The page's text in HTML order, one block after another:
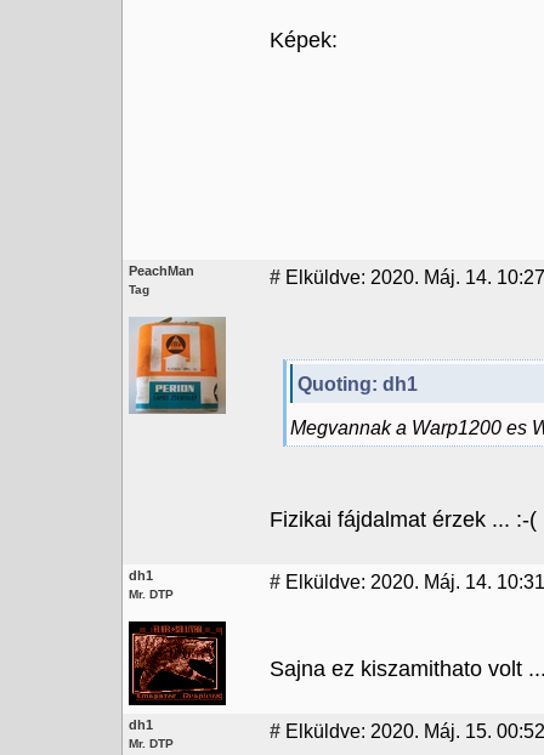
Képek:
PeachMan
Tag
# Elküldve: 2020. Máj. 14. 10:27
Quoting: dh1
Megvannak a Warp1200 es
Fizikai fájdalmat érzek ... :-(
dh1
Mr. DTP
# Elküldve: 2020. Máj. 14. 10:31
Sajna ez kiszamithato volt
dh1
Mr. DTP
# Elküldve: 2020. Máj. 15. 00:52